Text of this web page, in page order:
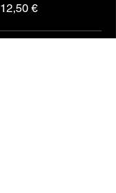
12,50 €